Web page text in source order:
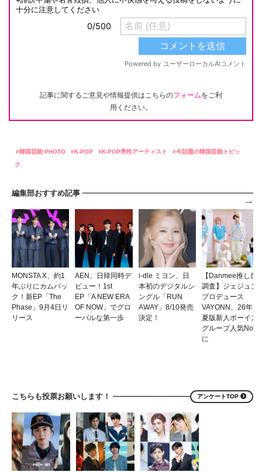
記事に関するご意見や情報提供はこちらのフォームをご利
用ください。
韓国芸能 PHOTO K-POP K-POP男性アーティスト
今話題の韓国芸能トピッ
ク
編集部おすすめ記事
MONSTA X、約1
年ぶりにカムバッ
ク！新EP「The
Phase」9月4日リ
リース
AEN、日韓同時デ
ビュー！1st
EP「A NEW ERA
OF NOW」でグロ
ーバルな第一歩
i-dle ミヨン、日
本初のデジタルシ
ングル「RUN
AWAY」8/10発売
決定！
【Danmee推し度
調査】ジェジュン
プロデュース
VAYONN、26年
夏版新人ボーイズ
グループ人気No.1
に
こちらも投票お願いします！ アンケートTOP